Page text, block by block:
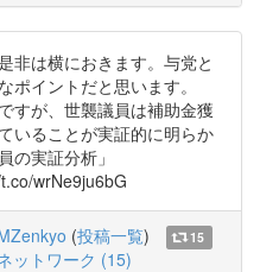
非は横におきます。与党と
ポイントだと思います。
すが、世襲議員は補助金獲
いることが実証的に明らか
の実証分析」
wrNe9ju6bG
(投稿一覧)
15
ットワーク (15)